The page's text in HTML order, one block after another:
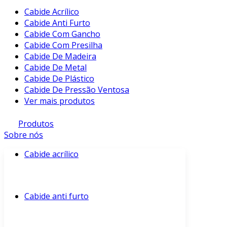
Cabide Acrílico
Cabide Anti Furto
Cabide Com Gancho
Cabide Com Presilha
Cabide De Madeira
Cabide De Metal
Cabide De Plástico
Cabide De Pressão Ventosa
Ver mais produtos
Produtos
Sobre nós
Cabide acrílico
Cabide anti furto